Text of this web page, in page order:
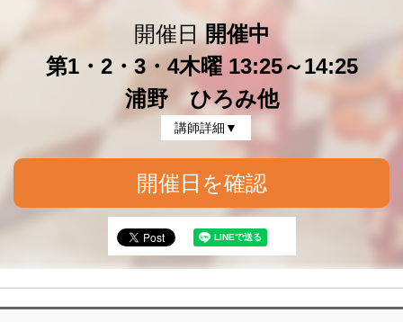
開催日開催中
第1・2・3・4木曜 13:25～14:25
浦野 ひろみ他
講師詳細▼
開催日を確認